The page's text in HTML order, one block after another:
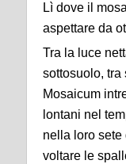
Lì dove il
aspettare da
Tra la luce
sottosuolo, tra
Mosaicum
lontani nel
nella loro sete
voltare le